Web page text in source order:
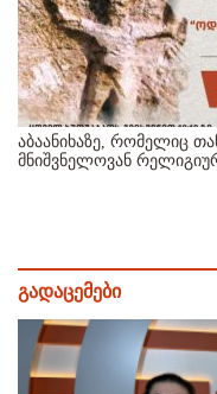
აბაანიხაზე, რომელიც
მნიშვნელოვან
გადაცემები